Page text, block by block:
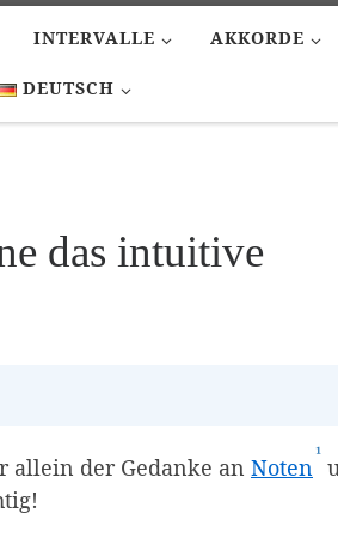
INTERVALLE AKKORDE
DEUTSCH
das intuitive
allein der Gedanke an Noten¹